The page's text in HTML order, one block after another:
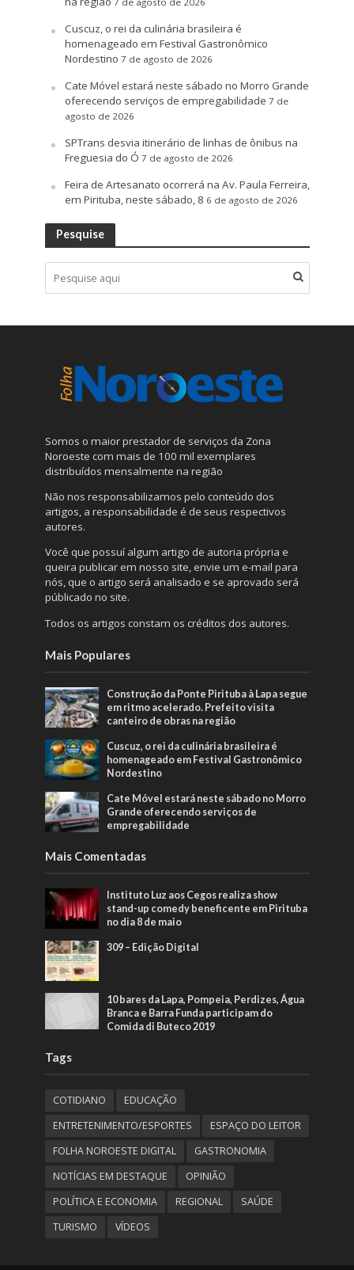
Cuscuz, o rei da culinária brasileira é
homenageado em Festival Gastronômico
Nordestino 7 de agosto de 2026
Cate Móvel estará neste sábado no Morro Grande
oferecendo serviços de empregabilidade 7 de
agosto de 2026
SPTrans desvia itinerário de linhas de ônibus na
Freguesia do Ó 7 de agosto de 2026
Feira de Artesanato ocorrerá na Av. Paula Ferreira,
em Pirituba, neste sábado, 8 6 de agosto de 2026
Pesquise
Somos o maior prestador de serviços da Zona
Noroeste com mais de 100 mil exemplares
distribuídos mensalmente na região
Não nos responsabilizamos pelo conteúdo dos
artigos, a responsabilidade é de seus respectivos
autores.
Você que possuí algum artigo de autoria própria e
queira publicar em nosso site, envie um e-mail para
nós, que o artigo será analisado e se aprovado será
públicado no site.
Todos os artigos constam os créditos dos autores.
Mais Populares
Construção da Ponte Pirituba à Lapa segue
em ritmo acelerado. Prefeito visita
canteiro de obras na região
Cuscuz, o rei da culinária brasileira é
homenageado em Festival Gastronômico
Nordestino
Cate Móvel estará neste sábado no Morro
Grande oferecendo serviços de
empregabilidade
Mais Comentadas
Instituto Luz aos Cegos realiza show
stand-up comedy beneficente em Pirituba
no dia 8 de maio
309 – Edição Digital
10 bares da Lapa, Pompeia, Perdizes, Água
Branca e Barra Funda participam do
Comida di Buteco 2019
Tags
COTIDIANO
EDUCAÇÃO
ENTRETENIMENTO/ESPORTES
ESPAÇO DO LEITOR
FOLHA NOROESTE DIGITAL
GASTRONOMIA
NOTÍCIAS EM DESTAQUE
OPINIÃO
POLÍTICA E ECONOMIA
REGIONAL
SAÚDE
TURISMO
VÍDEOS